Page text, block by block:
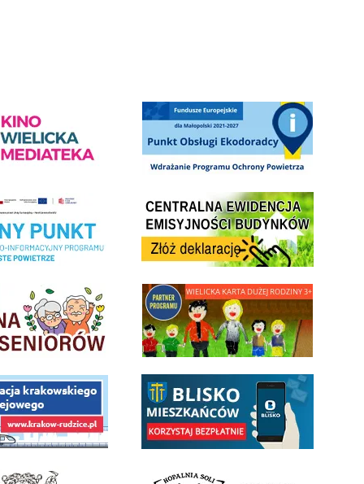
w Wieliczce
Punkt Obsługi Ekodoradcy Wieliczka
Czyste Powietrze w Gminie WieliczkaCentrala Ewidencja Emisyjności Budynków - złóż
Rady Seniorow - Wieliczka link do strony - Wielicka Karta Dużej Rodziny
Społecznego
budowy linii kolejowej Krakow Rudzicelink do opisu aplikacji - BLISKO, Gmina Wieliczka w
Żup Krakowskich Wieliczka link do strony Kopalni Soli Wieliczka